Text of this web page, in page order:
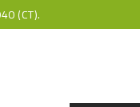
(CT).